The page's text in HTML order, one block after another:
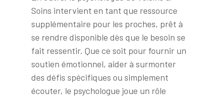
Soins intervient en tant que ressource
supplémentaire pour les proches, prêt à
se rendre disponible dès que le besoin se
fait ressentir. Que ce soit pour fournir un
soutien émotionnel, aider à surmonter
des défis spécifiques ou simplement
écouter, le psychologue joue un rôle